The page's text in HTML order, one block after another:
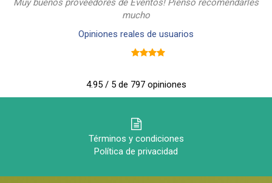
Muy buenos proveedores de Eventos! Pienso recomendarles
mucho
Opiniones reales de usuarios
4.95 / 5 de 797 opiniones
Términos y condiciones
Política de privacidad